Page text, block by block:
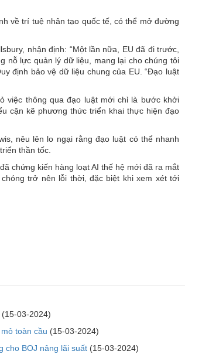
về trí tuệ nhân tạo quốc tế, có thể mở đường
nhận định: “Một lần nữa, EU đã đi trước,
nỗ lực quản lý dữ liệu, mang lại cho chúng tôi
định bảo vệ dữ liệu chung của EU. “Đạo luật
việc thông qua đạo luật mới chỉ là bước khởi
cặn kẽ phương thức triển khai thực hiện đạo
nêu lên lo ngại rằng đạo luật có thể nhanh
thần tốc.
chứng kiến hàng loạt AI thế hệ mới đã ra mắt
trở nên lỗi thời, đặc biệt khi xem xét tới
(15-03-2024)
toàn cầu (15-03-2024)
cho BOJ nâng lãi suất (15-03-2024)